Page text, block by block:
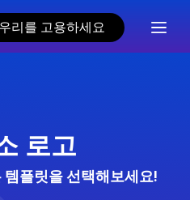
우리를 고용하세요
로고
템플릿을 선택해보세요!